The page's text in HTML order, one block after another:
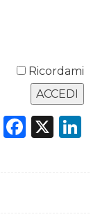
Ricordami
X